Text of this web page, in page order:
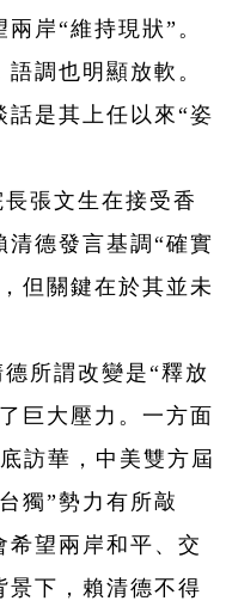
岸“維持現狀”。
調也明顯放軟。
話是其上任以來“姿
張文生在接受香
德發言基調“確實
但關鍵在於其並未
所謂改變是“釋放
巨大壓力。一方面
訪華，中美雙方屆
獨”勢力有所敲
希望兩岸和平、交
景下，賴清德不得